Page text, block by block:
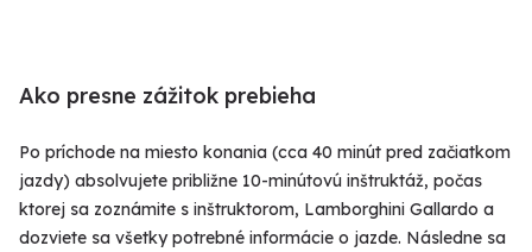
Ako presne zážitok prebieha
Po príchode na miesto konania (cca 40 minút pred začiatkom
jazdy) absolvujete približne 10-minútovú inštruktáž, počas
ktorej sa zoznámite s inštruktorom, Lamborghini Gallardo a
dozviete sa všetky potrebné informácie o jazde. Následne sa